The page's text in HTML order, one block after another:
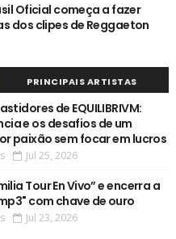
Oficial começa a fazer
dos clipes de Reggaeton
PRINCIPAIS ARTISTAS
de EQUILIBRIVM:
e os desafios de um
paixão sem focar em lucros
Jul 25, 2026
Tour En Vivo” e encerra a
com chave de ouro
Jul 23, 2026